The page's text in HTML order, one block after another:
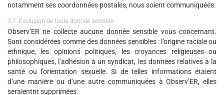
notamment ses coordonnées postales, nous soient communiquées.
3.7. Exclusion de toute donnée sensible
Observ’ER ne collecte aucune donnée sensible vous concernant.
Sont considérées comme des données sensibles : l’origine raciale ou
ethnique, les opinions politiques, les croyances religieuses ou
philosophiques, l’adhésion à un syndicat, les données relatives à la
santé ou l’orientation sexuelle. Si de telles informations étaient
d’une manière ou d’une autre communiquées à Observ’ER, elles
seraientnt supprimées.